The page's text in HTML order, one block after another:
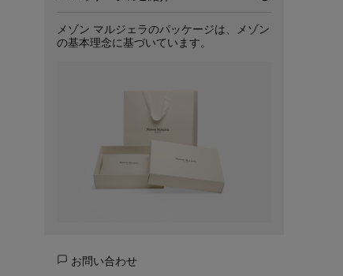
メゾン マルジェラのパッケージは、メゾン
の基本理念に基づいています。
お問い合わせ